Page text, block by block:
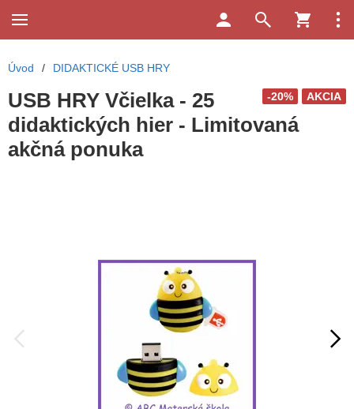
Úvod / DIDAKTICKÉ USB HRY
AKCIA
-20%
USB HRY Včielka - 25
didaktických hier - Limitovaná
akčná ponuka